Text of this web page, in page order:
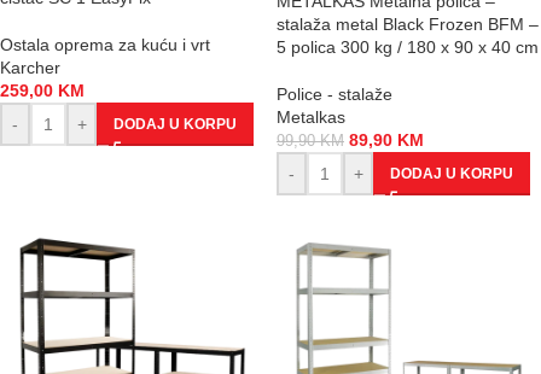
Ostala oprema za kuću i vrt
Karcher
259,00 KM
-
+ DODAJ U KORPU
stalaža metal Black Frozen BFM –
5 polica 300 kg / 180 x 90 x 40 cm
Police - stalaže
Metalkas
99,90KM 89,90 KM
-
+ DODAJ U KORPU